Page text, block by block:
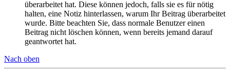
überarbeitet hat. Diese können jedoch, falls sie es für nötig
halten, eine Notiz hinterlassen, warum Ihr Beitrag überarbeitet
wurde. Bitte beachten Sie, dass normale Benutzer einen
Beitrag nicht löschen können, wenn bereits jemand darauf
geantwortet hat.
Nach oben